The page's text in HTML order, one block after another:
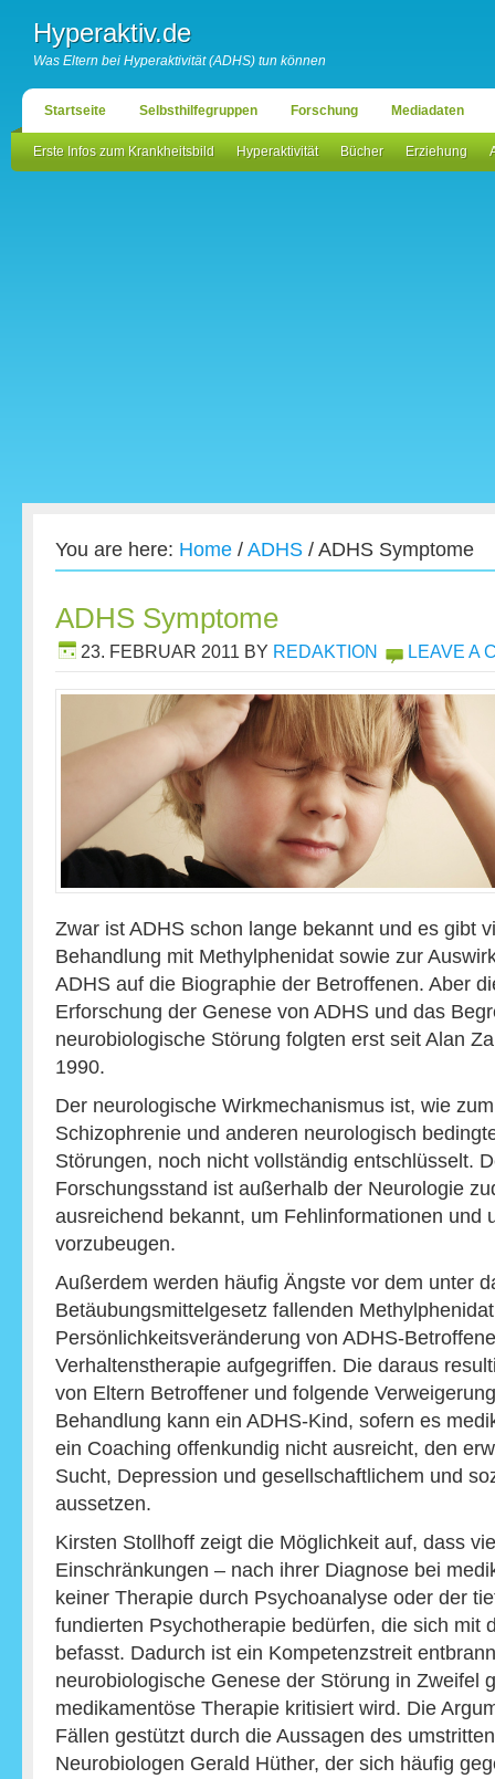
Hyperaktiv.de
Was Eltern bei Hyperaktivität (ADHS) tun können
Startseite Selbsthilfegruppen Forschung Mediadaten
Erste Infos zum Krankheitsbild Hyperaktivität Bücher Erziehung
You are here: Home / ADHS / ADHS Symptome
ADHS Symptome
23. FEBRUAR 2011 BY REDAKTION LEAVE A
Zwar ist ADHS schon lange bekannt und es gibt
Behandlung mit Methylphenidat sowie zur
ADHS auf die Biographie der Betroffenen. Aber
Erforschung der Genese von ADHS und das
neurobiologische Störung folgten erst seit Alan
1990.
Der neurologische Wirkmechanismus ist, wie
Schizophrenie und anderen neurologisch
Störungen, noch nicht vollständig entschlüsselt.
Forschungsstand ist außerhalb der Neurologie
ausreichend bekannt, um Fehlinformationen und
vorzubeugen.
Außerdem werden häufig Ängste vor dem unter
Betäubungsmittelgesetz fallenden
Persönlichkeitsveränderung von ADHS-
Verhaltenstherapie aufgegriffen. Die daraus
von Eltern Betroffener und folgende
Behandlung kann ein ADHS-Kind, sofern es
ein Coaching offenkundig nicht ausreicht, den
Sucht, Depression und gesellschaftlichem und
aussetzen.
Kirsten Stollhoff zeigt die Möglichkeit auf, dass
Einschränkungen – nach ihrer Diagnose bei
keiner Therapie durch Psychoanalyse oder der
fundierten Psychotherapie bedürfen, die sich mit
befasst. Dadurch ist ein Kompetenzstreit
neurobiologische Genese der Störung in Zweifel
medikamentöse Therapie kritisiert wird. Die
Fällen gestützt durch die Aussagen des
Neurobiologen Gerald Hüther, der sich häufig